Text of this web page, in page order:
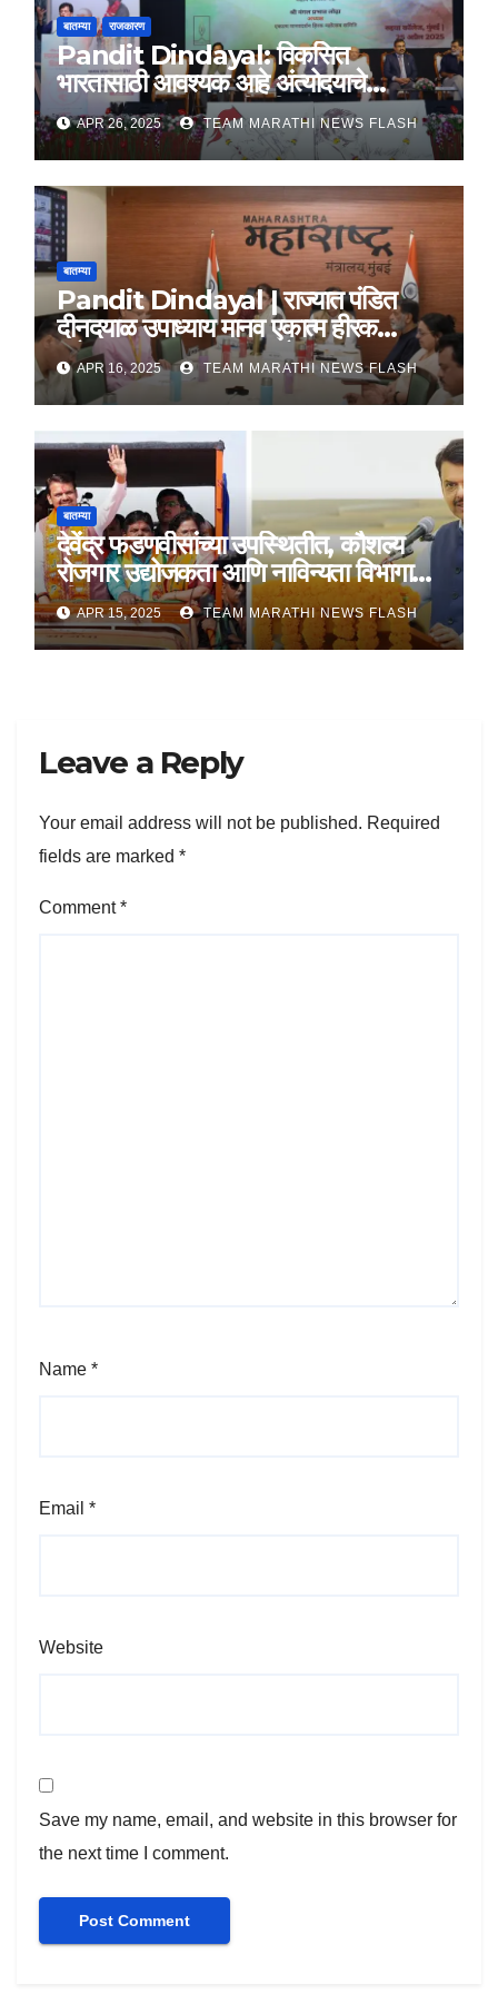
बातम्या राजकारण
Pandit Dindayal: विकसित
भारतासाठी आवश्यक आहे अंत्योदयाचे
तत्वज्ञान – राज्यपाल सी. पी. राधाकृष्णन
APR 26, 2025 TEAM MARATHI NEWS FLASH
बातम्या
Pandit Dindayal | राज्यात पंडित
दीनदयाळ उपाध्याय मानव एकात्म हीरक
महोत्सव, 22-25 दरम्यान होणार साजरा
APR 16, 2025 TEAM MARATHI NEWS FLASH
बातम्या
देवेंद्र फडणवीसांच्या उपस्थितीत, कौशल्य
रोजगार उद्योजकता आणि नाविन्यता विभागाचे
तीन सामंजस्य करार
APR 15, 2025 TEAM MARATHI NEWS FLASH
Leave a Reply
Your email address will not be published. Required
fields are marked *
Comment*
Name *
Email *
Website
Save my name, email, and website in this browser for
the next time I comment.